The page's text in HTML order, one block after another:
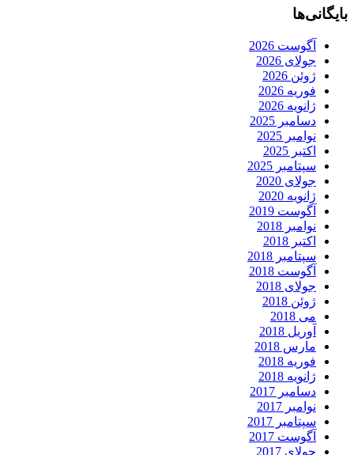
بایگانی‌ها
آگوست 2026
جولای 2026
ژوئن 2026
فوریه 2026
ژانویه 2026
دسامبر 2025
نوامبر 2025
اکتبر 2025
سپتامبر 2025
جولای 2020
ژانویه 2020
آگوست 2019
نوامبر 2018
اکتبر 2018
سپتامبر 2018
آگوست 2018
جولای 2018
ژوئن 2018
می 2018
آوریل 2018
مارس 2018
فوریه 2018
ژانویه 2018
دسامبر 2017
نوامبر 2017
سپتامبر 2017
آگوست 2017
جولای 2017